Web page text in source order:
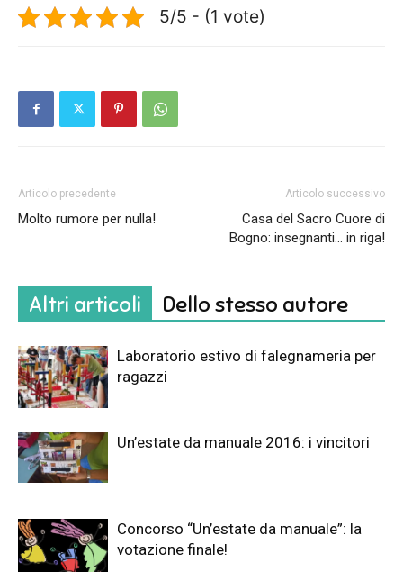
5/5 - (1 vote)
Articolo precedente
Molto rumore per nulla!
Articolo successivo
Casa del Sacro Cuore di
Bogno: insegnanti… in riga!
Altri articoli Dello stesso autore
Laboratorio estivo di falegnameria per
ragazzi
Un’estate da manuale 2016: i vincitori
Concorso “Un’estate da manuale”: la
votazione finale!